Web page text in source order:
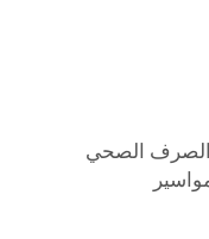
الصرف الصحي